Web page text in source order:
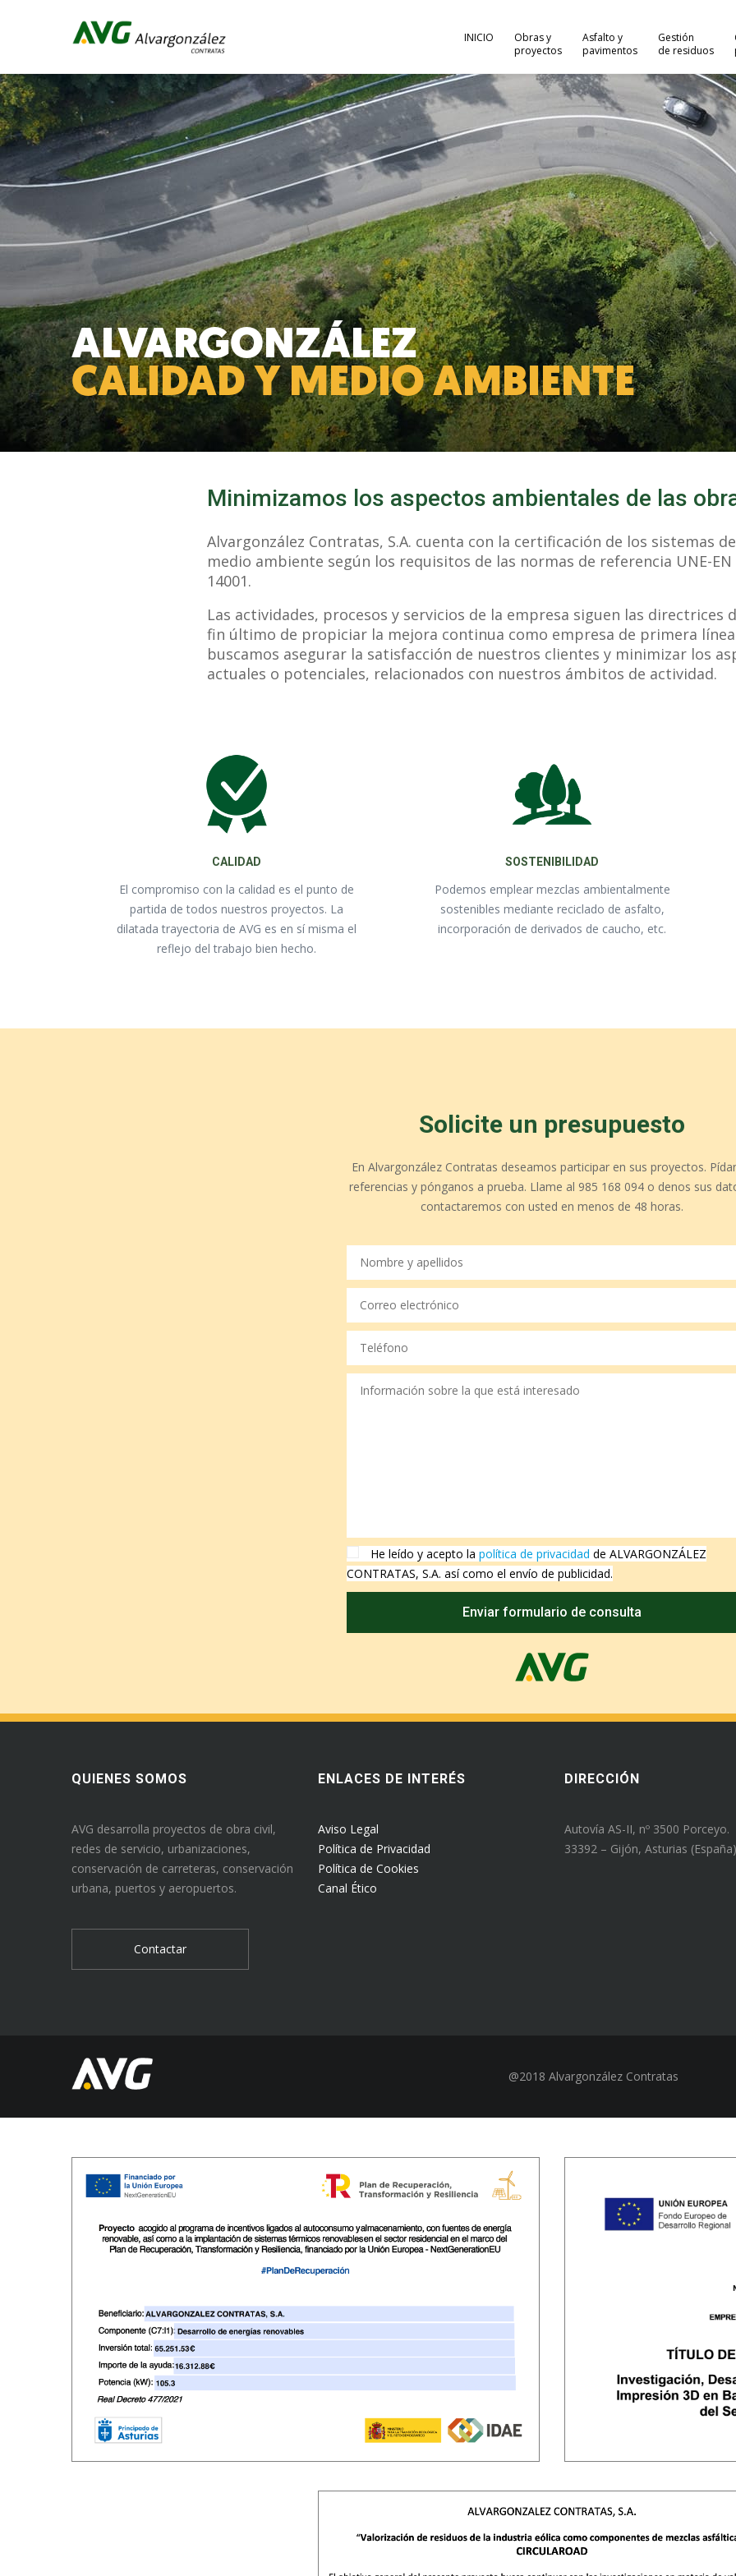
INICIO
Obras y
proyectos
Asfalto y
pavimentos
Gestión
de residuos
ALVARGONZÁLEZ
CALIDAD Y MEDIO AMBIENTE
Minimizamos los aspectos ambientales de las
Alvargonzález Contratas, S.A. cuenta con la certificación de los sistemas
medio ambiente según los requisitos de las normas de referencia UNE-EN
14001.
Las actividades, procesos y servicios de la empresa siguen las directrices
fin último de propiciar la mejora continua como empresa de primera
buscamos asegurar la satisfacción de nuestros clientes y minimizar los
actuales o potenciales, relacionados con nuestros ámbitos de actividad.
CALIDAD
El compromiso con la calidad es el punto de
partida de todos nuestros proyectos. La
dilatada trayectoria de AVG es en sí misma el
reflejo del trabajo bien hecho.
SOSTENIBILIDAD
Podemos emplear mezclas ambientalmente
sostenibles mediante reciclado de asfalto,
incorporación de derivados de caucho, etc.
Solicite un presupuesto
En Alvargonzález Contratas deseamos participar en sus proyectos.
referencias y pónganos a prueba. Llame al 985 168 094 o denos sus
contactaremos con usted en menos de 48 horas.
He leído y acepto la política de privacidad de ALVARGONZÁLEZ
CONTRATAS, S.A. así como el envío de publicidad.
QUIENES SOMOS
AVG desarrolla proyectos de obra civil,
redes de servicio, urbanizaciones,
conservación de carreteras, conservación
urbana, puertos y aeropuertos.
Contactar
ENLACES DE INTERÉS
Aviso Legal
Política de Privacidad
Política de Cookies
Canal Ético
DIRECCIÓN
Autovía AS-II, nº 3500 Porceyo.
33392 – Gijón, Asturias (España)
@2018 Alvargonzález Contratas